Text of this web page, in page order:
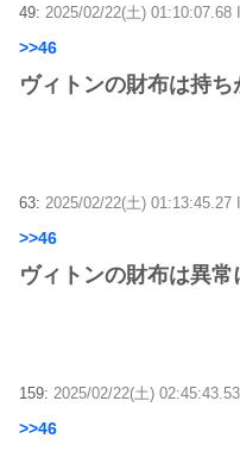
49: 2025/02/22(土) 01:10:07.68
>>46
ヴィトンの財布は持ち
63: 2025/02/22(土) 01:13:45.27
>>46
ヴィトンの財布は異
159: 2025/02/22(土)
>>46